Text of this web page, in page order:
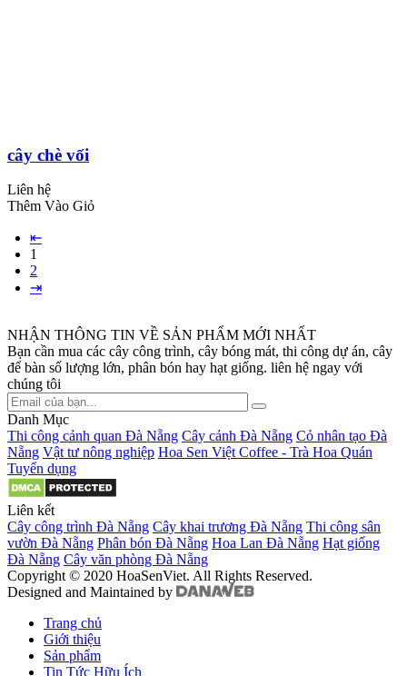
cây chè vối
Liên hệ
Thêm Vào Giỏ
⇤
1
2
⇥
NHẬN THÔNG TIN VỀ SẢN PHẨM MỚI NHẤT
Bạn cần mua các cây công trình, cây bóng mát, thi công dự án, cây
để bàn số lượng lớn, phân bón hay hạt giống. liên hệ ngay với
chúng tôi
Danh Mục
Thi công cảnh quan Đà Nẵng Cây cảnh Đà Nẵng Cỏ nhân tạo Đà
Nẵng Vật tư nông nghiệp Hoa Sen Việt Coffee - Trà Hoa Quán
Tuyển dụng
Liên kết
Cây công trình Đà Nẵng Cây khai trương Đà Nẵng Thi công sân
vườn Đà Nẵng Phân bón Đà Nẵng Hoa Lan Đà Nẵng Hạt giống
Đà Nẵng Cây văn phòng Đà Nẵng
Copyright © 2020 HoaSenViet. All Rights Reserved.
Designed and Maintained by
Trang chủ
Giới thiệu
Sản phẩm
Tin Tức Hữu Ích